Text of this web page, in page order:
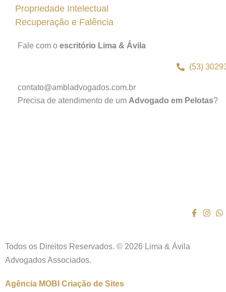
Propriedade Intelectual
Recuperação e Falência
Fale com o escritório Lima & Ávila
(53)
contato@ambladvogados.com.br
Precisa de atendimento de um Advogado em Pelotas?
Todos os Direitos Reservados. © 2026 Lima & Ávila
Advogados Associados.
Agência MOBI Criação de Sites